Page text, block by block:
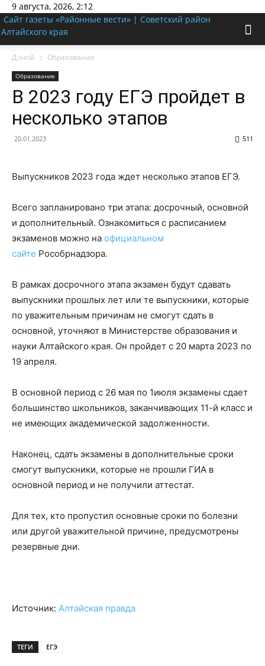
9 августа, 2026, 2:12
Сайт газеты «Районные вести» | Советский район
Алтайского края
Домой Образование
Образование
В 2023 году ЕГЭ пройдет в
несколько этапов
20.01.2023 511
Выпускников 2023 года ждет несколько этапов ЕГЭ.
Всего запланировано три этапа: досрочный, основной
и дополнительный. Ознакомиться с расписанием
экзаменов можно на официальном
сайте Рособрнадзора.
В рамках досрочного этапа экзамен будут сдавать
выпускники прошлых лет или те выпускники, которые
по уважительным причинам не смогут сдать в
основной, уточняют в Министерстве образования и
науки Алтайского края. Он пройдет с 20 марта 2023 по
19 апреля.
В основной период с 26 мая по 1июля экзамены сдает
большинство школьников, заканчивающих 11-й класс и
не имеющих академической задолженности.
Наконец, сдать экзамены в дополнительные сроки
смогут выпускники, которые не прошли ГИА в
основной период и не получили аттестат.
Для тех, кто пропустил основные сроки по болезни
или другой уважительной причине, предусмотрены
резервные дни.
Источник: Алтайская правда
ТЕГИ ЕГЭ